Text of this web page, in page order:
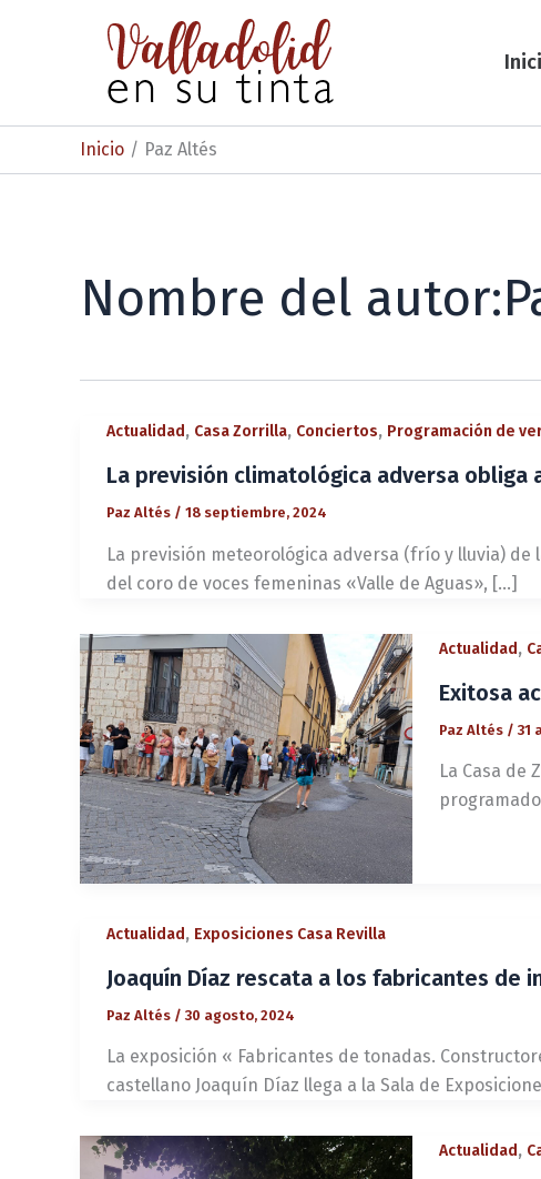
Inicio Paz Altés
Nombre del
Actualidad, Casa Zorrilla, Conciertos, Programación de
La previsión climatológica adversa obliga
Paz Altés / 18 septiembre, 2024
La previsión meteorológica adversa (frío y lluvia)
del coro de voces femeninas «Valle de Aguas», […]
Actualidad,
Exitosa
Paz Altés / 31
La Casa de
Actualidad, Exposiciones Casa Revilla
Joaquín Díaz rescata a los fabricantes de
Paz Altés / 30 agosto, 2024
La exposición « Fabricantes de tonadas.
castellano Joaquín Díaz llega a la Sala de
Actualidad,